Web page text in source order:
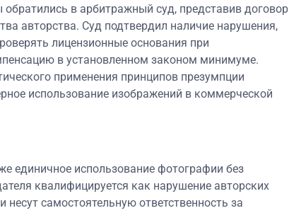
в арбитражный суд, представив договор
авторства. Суд подтвердил наличие нарушения,
лицензионные основания при
в установленном законом минимуме.
применения принципов презумпции
использование изображений в коммерческой
единичное использование фотографии без
квалифицируется как нарушение авторских
самостоятельную ответственность за